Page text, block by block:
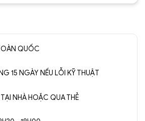
Hiện Đại SC096-
55 sao
QUỐC
15 NGÀY NẾU LỖI KỸ THUẬT
NHÀ HOẶC QUA THẺ